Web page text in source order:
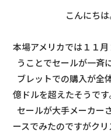
こんにちは
本場アメリカでは１１
うことでセールが一斉
ブレットでの購入が全
億ドルを超えたそうで
セールが大手メーカー
ースでみたのですがク